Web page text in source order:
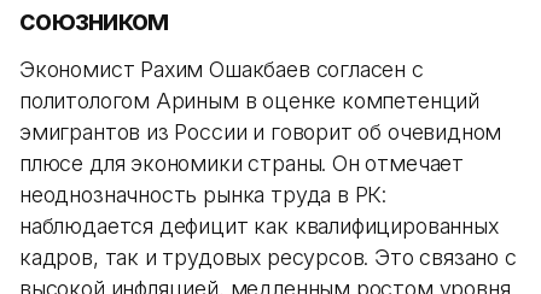
союзником
Экономист Рахим Ошакбаев согласен с
политологом Ариным в оценке компетенций
эмигрантов из России и говорит об очевидном
плюсе для экономики страны. Он отмечает
неоднозначность рынка труда в РК:
наблюдается дефицит как квалифицированных
кадров, так и трудовых ресурсов. Это связано с
высокой инфляцией, медленным ростом уровня